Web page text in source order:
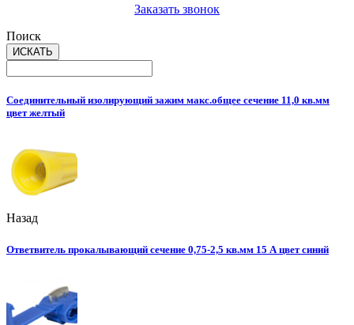
Заказать звонок
Поиск
Соединительный изолирующий зажим макс.общее сечение 11,0 кв.мм
цвет желтый
Назад
Ответвитель прокалывающий сечение 0,75-2,5 кв.мм 15 А цвет синий